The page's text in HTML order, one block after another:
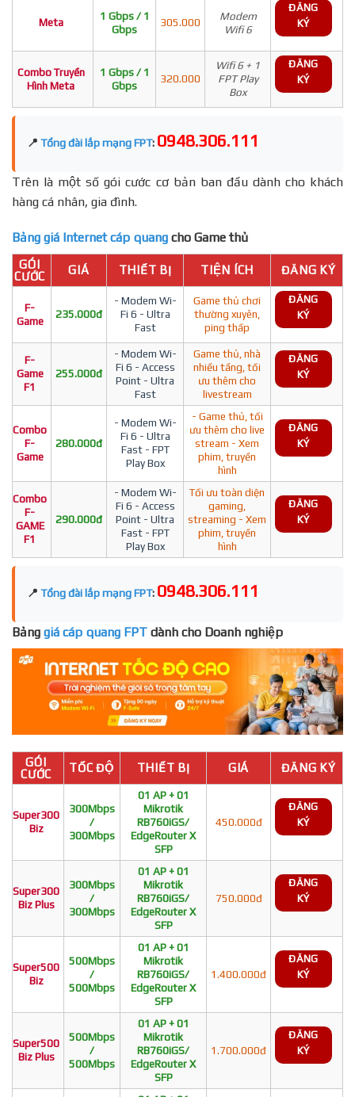
Meta
1 Gbps / 1
Gbps
305.000
Modem
Wifi 6
ĐĂNG
KÝ
Combo Truyền
Hình Meta
1 Gbps / 1
Gbps
320.000
Wifi 6 + 1
FPT Play
Box
ĐĂNG
KÝ
📍 Tổng đài lắp mạng FPT: 0948.306.111
Trên là một số gói cước cơ bản ban đầu dành cho khách
hàng cá nhân, gia đình.
Bảng giá Internet cáp quang cho Game thủ
GÓI
CƯỚC
GIÁ THIẾT BỊ TIỆN ÍCH ĐĂNG KÝ
F-
Game
235.000đ
- Modem Wi-
Fi 6 - Ultra
Fast
Game thủ chơi
thường xuyên,
ping thấp
ĐĂNG
KÝ
F-
Game
F1
255.000đ
- Modem Wi-
Fi 6 - Access
Point - Ultra
Fast
Game thủ, nhà
nhiều tầng, tối
ưu thêm cho
livestream
ĐĂNG
KÝ
Combo
F-
Game
280.000đ
- Modem Wi-
Fi 6 - Ultra
Fast - FPT
Play Box
- Game thủ, tối
ưu thêm cho live
stream - Xem
phim, truyền
hình
ĐĂNG
KÝ
Combo
F-
GAME
F1
290.000đ
- Modem Wi-
Fi 6 - Access
Point - Ultra
Fast - FPT
Play Box
Tối ưu toàn diện
gaming,
streaming - Xem
phim, truyền
hình
ĐĂNG
KÝ
📍 Tổng đài lắp mạng FPT: 0948.306.111
Bảng giá cáp quang FPT dành cho Doanh nghiệp
GÓI
CƯỚC
TỐC ĐỘ THIẾT BỊ GIÁ ĐĂNG KÝ
Super300
Biz
300Mbps
/
300Mbps
01 AP + 01
Mikrotik
RB760iGS/
EdgeRouter X
SFP
450.000đ
ĐĂNG
KÝ
Super300
Biz Plus
300Mbps
/
300Mbps
01 AP + 01
Mikrotik
RB760iGS/
EdgeRouter X
SFP
750.000đ
ĐĂNG
KÝ
Super500
Biz
500Mbps
/
500Mbps
01 AP + 01
Mikrotik
RB760iGS/
EdgeRouter X
SFP
1.400.000đ
ĐĂNG
KÝ
Super500
Biz Plus
500Mbps
/
500Mbps
01 AP + 01
Mikrotik
RB760iGS/
EdgeRouter X
SFP
1.700.000đ
ĐĂNG
KÝ